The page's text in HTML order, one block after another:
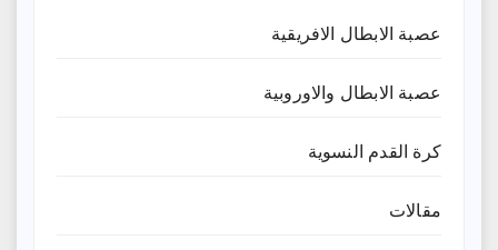
عصبة الابطال الافريقية
عصبة الابطال والاوروبية
كرة القدم النسوية
مقالات